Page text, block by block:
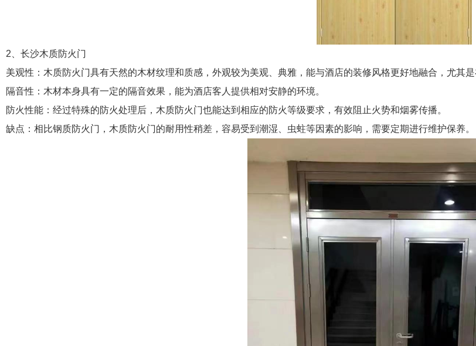
2、长沙木质防火门
美观性：木质防火门具有天然的木材纹理和质感，外观较为美观、典雅，能与酒店的装修风格更好地融合，尤其
隔音性：木材本身具有一定的隔音效果，能为酒店客人提供相对安静的环境。
防火性能：经过特殊的防火处理后，木质防火门也能达到相应的防火等级要求，有效阻止火势和烟雾传播。
缺点：相比钢质防火门，木质防火门的耐用性稍差，容易受到潮湿、虫蛀等因素的影响，需要定期进行维护保养。